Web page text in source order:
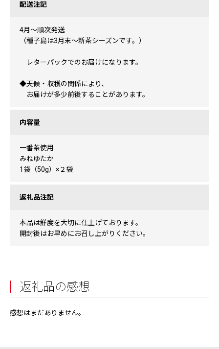
配送注記
4月～順次発送
（種子島は3月末～新茶シーズンです。）
レターパックでのお届けになります。
◆天候・収穫の関係により、
お届けが多少前後することがあります。
内容量
一番茶使用
みねゆたか
1袋（50g）×２袋
返礼品注記
本品は鮮度を大切に仕上げております。
開封後はお早めにお召し上がりください。
返礼品の感想
感想はまだありません。